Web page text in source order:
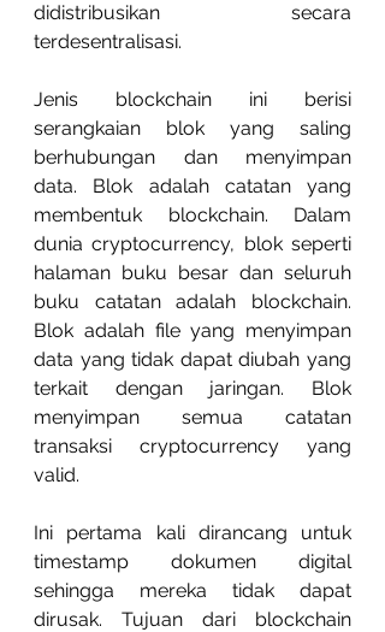
didistribusikan secara
terdesentralisasi.
Jenis blockchain ini berisi
serangkaian blok yang saling
berhubungan dan menyimpan
data. Blok adalah catatan yang
membentuk blockchain. Dalam
dunia cryptocurrency, blok seperti
halaman buku besar dan seluruh
buku catatan adalah blockchain.
Blok adalah file yang menyimpan
data yang tidak dapat diubah yang
terkait dengan jaringan. Blok
menyimpan semua catatan
transaksi cryptocurrency yang
valid.
Ini pertama kali dirancang untuk
timestamp dokumen digital
sehingga mereka tidak dapat
dirusak. Tujuan dari blockchain